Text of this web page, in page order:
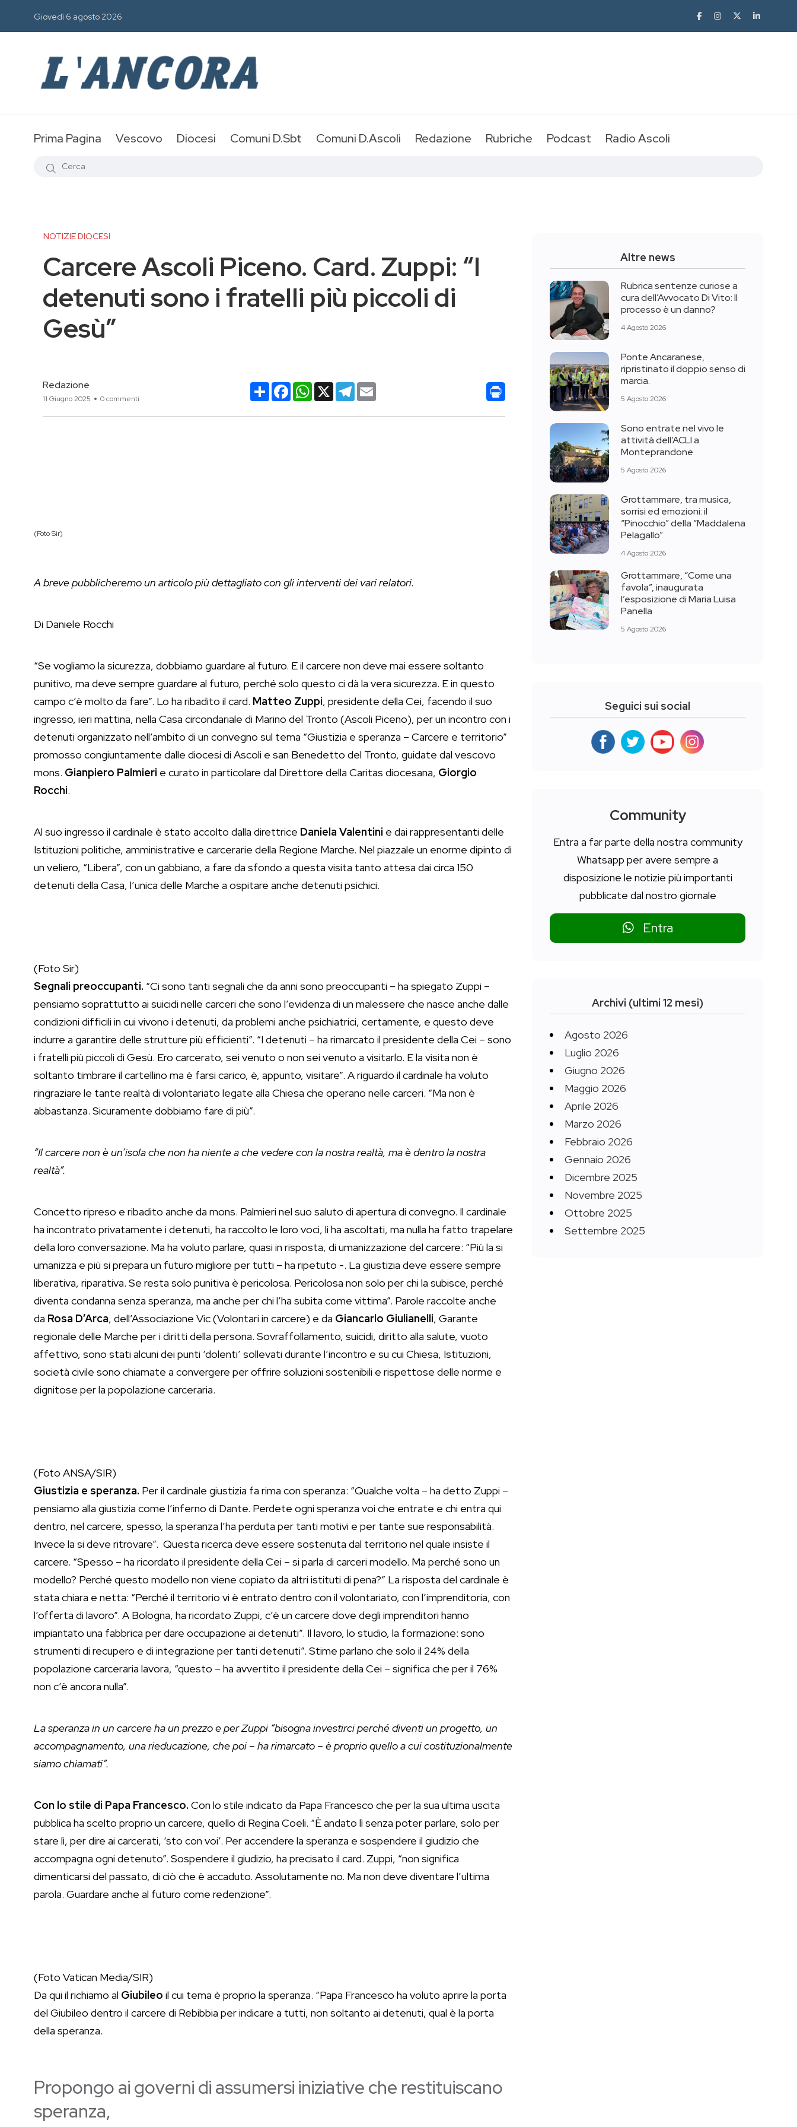
Giovedì 6 agosto 2026
Prima Pagina Vescovo Diocesi Comuni D.Sbt Comuni D.Ascoli Redazione Rubriche Podcast Radio Ascoli
NOTIZIE DIOCESI
Carcere Ascoli Piceno. Card. Zuppi: “I
detenuti sono i fratelli più piccoli di
Gesù”
Redazione
11 Giugno 2025 0 commenti
CondividiFacebook
WhatsApp
X Telegram
Email
(Foto Sir)
A breve pubblicheremo un articolo più dettagliato con gli interventi dei vari relatori.
Di Daniele Rocchi
“Se vogliamo la sicurezza, dobbiamo guardare al futuro. E il carcere non deve mai essere soltanto
punitivo, ma deve sempre guardare al futuro, perché solo questo ci dà la vera sicurezza. E in questo
campo c’è molto da fare”. Lo ha ribadito il card. Matteo Zuppi, presidente della Cei, facendo il suo
ingresso, ieri mattina, nella Casa circondariale di Marino del Tronto (Ascoli Piceno), per un incontro con i
detenuti organizzato nell’ambito di un convegno sul tema “Giustizia e speranza – Carcere e territorio”
promosso congiuntamente dalle diocesi di Ascoli e san Benedetto del Tronto, guidate dal vescovo
mons. Gianpiero Palmieri e curato in particolare dal Direttore della Caritas diocesana, Giorgio
Rocchi.
Al suo ingresso il cardinale è stato accolto dalla direttrice Daniela Valentini e dai rappresentanti delle
Istituzioni politiche, amministrative e carcerarie della Regione Marche. Nel piazzale un enorme dipinto di
un veliero, “Libera”, con un gabbiano, a fare da sfondo a questa visita tanto attesa dai circa 150
detenuti della Casa, l’unica delle Marche a ospitare anche detenuti psichici.
(Foto Sir)
Segnali preoccupanti. “Ci sono tanti segnali che da anni sono preoccupanti – ha spiegato Zuppi –
pensiamo soprattutto ai suicidi nelle carceri che sono l’evidenza di un malessere che nasce anche dalle
condizioni difficili in cui vivono i detenuti, da problemi anche psichiatrici, certamente, e questo deve
indurre a garantire delle strutture più efficienti”. “I detenuti – ha rimarcato il presidente della Cei – sono
i fratelli più piccoli di Gesù. Ero carcerato, sei venuto o non sei venuto a visitarlo. E la visita non è
soltanto timbrare il cartellino ma è farsi carico, è, appunto, visitare”. A riguardo il cardinale ha voluto
ringraziare le tante realtà di volontariato legate alla Chiesa che operano nelle carceri. “Ma non è
abbastanza. Sicuramente dobbiamo fare di più”.
“Il carcere non è un’isola che non ha niente a che vedere con la nostra realtà, ma è dentro la nostra
realtà”.
Concetto ripreso e ribadito anche da mons. Palmieri nel suo saluto di apertura di convegno. Il cardinale
ha incontrato privatamente i detenuti, ha raccolto le loro voci, li ha ascoltati, ma nulla ha fatto trapelare
della loro conversazione. Ma ha voluto parlare, quasi in risposta, di umanizzazione del carcere: “Più la si
umanizza e più si prepara un futuro migliore per tutti – ha ripetuto -. La giustizia deve essere sempre
liberativa, riparativa. Se resta solo punitiva è pericolosa. Pericolosa non solo per chi la subisce, perché
diventa condanna senza speranza, ma anche per chi l’ha subita come vittima”. Parole raccolte anche
da Rosa D’Arca, dell’Associazione Vic (Volontari in carcere) e da Giancarlo Giulianelli, Garante
regionale delle Marche per i diritti della persona. Sovraffollamento, suicidi, diritto alla salute, vuoto
affettivo, sono stati alcuni dei punti ‘dolenti’ sollevati durante l’incontro e su cui Chiesa, Istituzioni,
società civile sono chiamate a convergere per offrire soluzioni sostenibili e rispettose delle norme e
dignitose per la popolazione carceraria.
(Foto ANSA/SIR)
Giustizia e speranza. Per il cardinale giustizia fa rima con speranza: “Qualche volta – ha detto Zuppi –
pensiamo alla giustizia come l’inferno di Dante. Perdete ogni speranza voi che entrate e chi entra qui
dentro, nel carcere, spesso, la speranza l’ha perduta per tanti motivi e per tante sue responsabilità.
Invece la si deve ritrovare”. Questa ricerca deve essere sostenuta dal territorio nel quale insiste il
carcere. “Spesso – ha ricordato il presidente della Cei – si parla di carceri modello. Ma perché sono un
modello? Perché questo modello non viene copiato da altri istituti di pena?” La risposta del cardinale è
stata chiara e netta: “Perché il territorio vi è entrato dentro con il volontariato, con l’imprenditoria, con
l’offerta di lavoro”. A Bologna, ha ricordato Zuppi, c’è un carcere dove degli imprenditori hanno
impiantato una fabbrica per dare occupazione ai detenuti”. Il lavoro, lo studio, la formazione: sono
strumenti di recupero e di integrazione per tanti detenuti”. Stime parlano che solo il 24% della
popolazione carceraria lavora, “questo – ha avvertito il presidente della Cei – significa che per il 76%
non c’è ancora nulla”.
La speranza in un carcere ha un prezzo e per Zuppi “bisogna investirci perché diventi un progetto, un
accompagnamento, una rieducazione, che poi – ha rimarcato – è proprio quello a cui costituzionalmente
siamo chiamati”.
Con lo stile di Papa Francesco. Con lo stile indicato da Papa Francesco che per la sua ultima uscita
pubblica ha scelto proprio un carcere, quello di Regina Coeli. “È andato lì senza poter parlare, solo per
stare lì, per dire ai carcerati, ‘sto con voi’. Per accendere la speranza e sospendere il giudizio che
accompagna ogni detenuto”. Sospendere il giudizio, ha precisato il card. Zuppi, “non significa
dimenticarsi del passato, di ciò che è accaduto. Assolutamente no. Ma non deve diventare l’ultima
parola. Guardare anche al futuro come redenzione”.
(Foto Vatican Media/SIR)
Da qui il richiamo al Giubileo il cui tema è proprio la speranza. “Papa Francesco ha voluto aprire la porta
del Giubileo dentro il carcere di Rebibbia per indicare a tutti, non soltanto ai detenuti, qual è la porta
della speranza.
Propongo ai governi di assumersi iniziative che restituiscano
speranza,
Altre news
Rubrica sentenze curiose a
cura dell’Avvocato Di Vito: Il
processo è un danno?
4 Agosto 2026
Ponte Ancaranese,
ripristinato il doppio senso di
marcia.
5 Agosto 2026
Sono entrate nel vivo le
attività dell’ACLI a
Monteprandone
5 Agosto 2026
Grottammare, tra musica,
sorrisi ed emozioni: il
“Pinocchio” della “Maddalena
Pelagallo”
4 Agosto 2026
Grottammare, “Come una
favola”, inaugurata
l’esposizione di Maria Luisa
Panella
5 Agosto 2026
Seguici sui social
Community
Entra a far parte della nostra community
Whatsapp per avere sempre a
disposizione le notizie più importanti
pubblicate dal nostro giornale
Entra
Archivi (ultimi 12 mesi)
Agosto 2026
Luglio 2026
Giugno 2026
Maggio 2026
Aprile 2026
Marzo 2026
Febbraio 2026
Gennaio 2026
Dicembre 2025
Novembre 2025
Ottobre 2025
Settembre 2025